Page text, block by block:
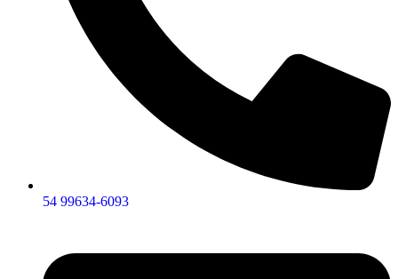
54 99634‑6093‬